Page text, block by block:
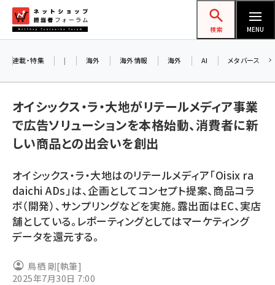
ン
ネットショップ担当者フォーラム
検索 MENU
amazon (2258)
楽天 (1874)
ecbeing (1211)
アスクル (1122)
ビィ・フォアード (777)
連載・特集 | 海外 海外情報 海外 AI メタバース
オイシックス・ラ・大地がリテールメディア事業
で広告ソリューションを本格始動、消費者に新
しい商品との出会いを創出
オイシックス・ラ・大地はのリテールメディア「Oisix ra
daichi ADs」は、企画としてコンセプト提案、商品コラ
ボ（開発）、サンプリングなどを実施。露出面はEC、実店
舗としている。レポーティングとしてはマーケティング
データを還元する。
鳥栖 剛[執筆]
2025年7月30日 7:00
ア